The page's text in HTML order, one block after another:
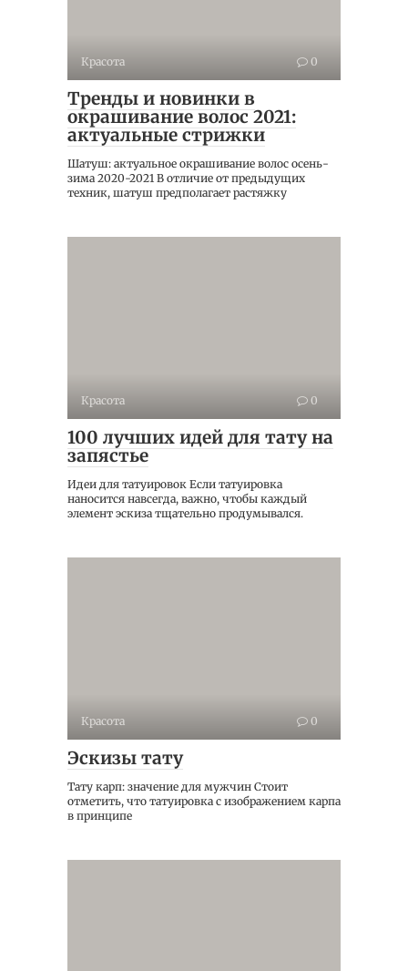
Красота 0
Тренды и новинки в
окрашивание волос 2021:
актуальные стрижки
Шатуш: актуальное окрашивание волос осень-
зима 2020-2021 В отличие от предыдущих
техник, шатуш предполагает растяжку
Красота 0
100 лучших идей для тату на
запястье
Идеи для татуировок Если татуировка
наносится навсегда, важно, чтобы каждый
элемент эскиза тщательно продумывался.
Красота 0
Эскизы тату
Тату карп: значение для мужчин Стоит
отметить, что татуировка с изображением карпа
в принципе